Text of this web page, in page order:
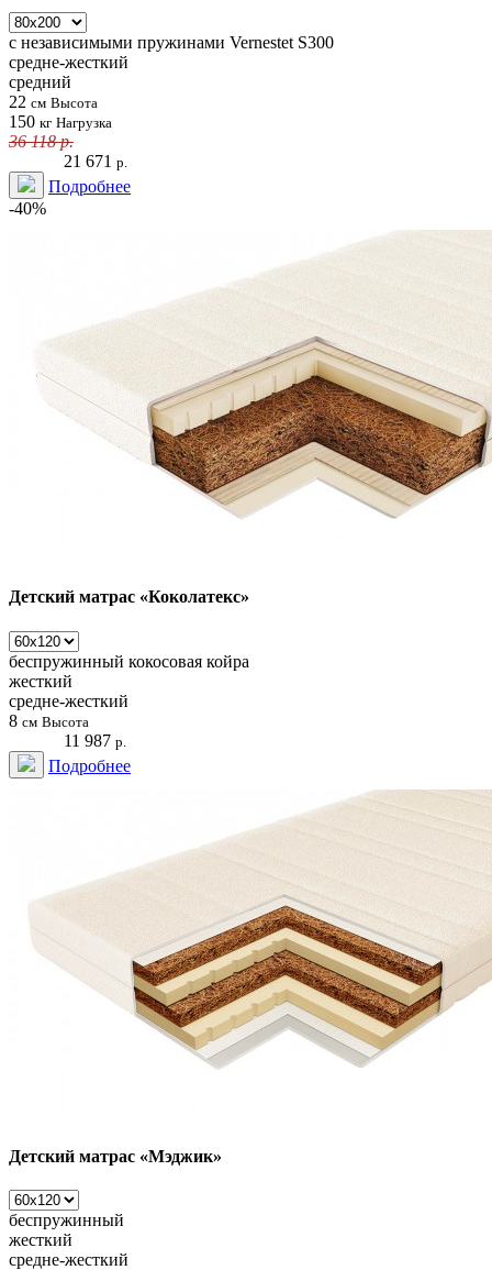
с независимыми пружинами Vernestet S300
средне-жесткий
средний
22 см Высота
150 кг Нагрузка
36 118р.
21 671 р.
Подробнее
-40%
Детский матрас «Коколатекс»
беспружинный кокосовая койра
жесткий
средне-жесткий
8 см Высота
11 987 р.
Подробнее
Детский матрас «Мэджик»
беспружинный
жесткий
средне-жесткий